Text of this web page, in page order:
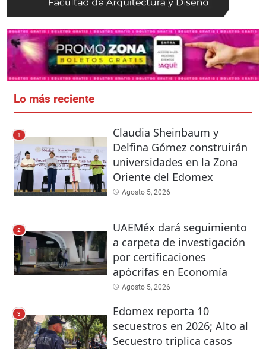
Lo más reciente
1
Claudia Sheinbaum y
Delfina Gómez construirán
universidades en la Zona
Oriente del Edomex
Agosto 5, 2026
2
UAEMéx dará seguimiento
a carpeta de investigación
por certificaciones
apócrifas en Economía
Agosto 5, 2026
3
Edomex reporta 10
secuestros en 2026; Alto al
Secuestro triplica casos